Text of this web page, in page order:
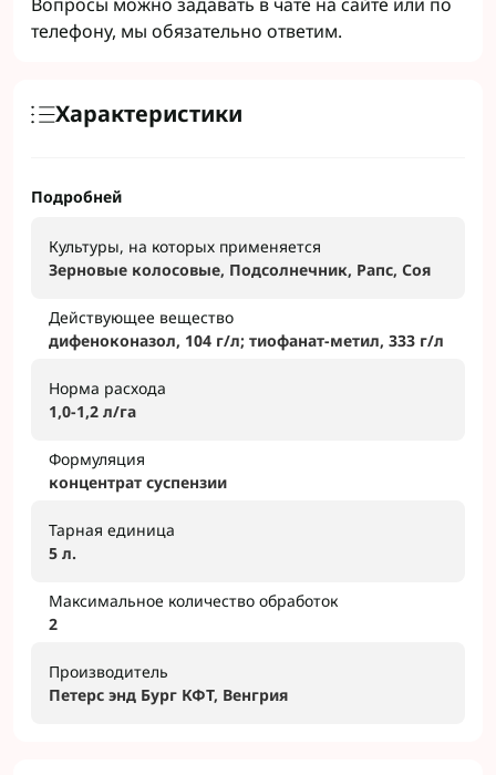
телефону, мы обязательно ответим.
Характеристики
Подробней
Культуры, на которых применяется
Зерновые колосовые, Подсолнечник, Рапс, Соя
Действующее вещество
дифеноконазол, 104 г/л; тиофанат-метил, 333 г/л
Норма расхода
1,0-1,2 л/га
Формуляция
концентрат суспензии
Тарная единица
5 л.
Максимальное количество обработок
2
Производитель
Петерс энд Бург КФТ, Венгрия